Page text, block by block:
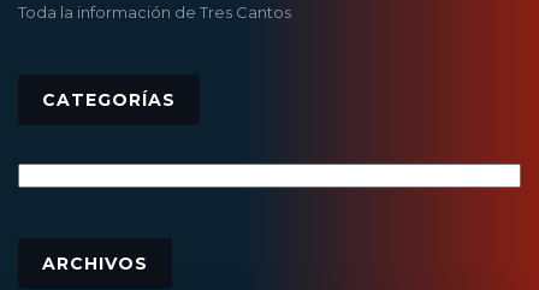
Toda la información de Tres Cantos
CATEGORÍAS
ARCHIVOS